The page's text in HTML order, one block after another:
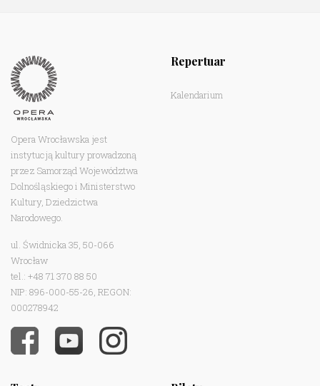
Opera Wrocławska jest
instytucją kultury prowadzoną
przez Samorząd Województwa
Dolnośląskiego i Ministerstwo
Kultury, Dziedzictwa
Narodowego.
ul. Świdnicka 35, 50-066
Wrocław
tel.: +48 71 370 88 50
NIP: 896-000-55-26, REGON:
000278942
Repertuar
Kalendarium